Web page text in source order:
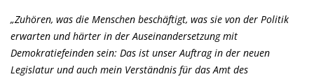
Zuhören, was die Menschen beschäftigt, was sie von der Politik
erwarten und härter in der Auseinandersetzung mit
Demokratiefeinden sein: Das ist unser Auftrag in der neuen
Legislatur und auch mein Verständnis für das Amt des